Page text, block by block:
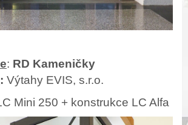
: RD Kameničky
: Výtahy EVIS, s.r.o.
Mini 250 + konstrukce LC Alfa